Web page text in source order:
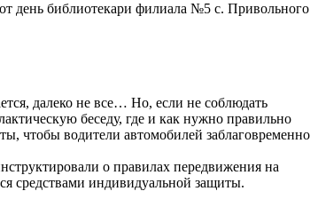
день библиотекари филиала №5 с. Привольного
далеко не все… Но, если не соблюдать
беседу, где и как нужно правильно
чтобы водители автомобилей заблаговременно
о правилах передвижения на
средствами индивидуальной защиты.